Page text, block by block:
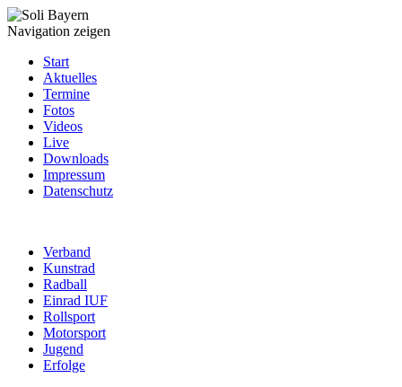
Navigation zeigen
Start
Aktuelles
Termine
Fotos
Videos
Live
Downloads
Impressum
Datenschutz
Verband
Kunstrad
Radball
Einrad IUF
Rollsport
Motorsport
Jugend
Erfolge